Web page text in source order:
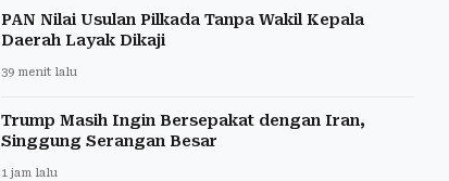
PAN Nilai Usulan Pilkada Tanpa Wakil Kepala
Daerah Layak Dikaji
39 menit lalu
Trump Masih Ingin Bersepakat dengan Iran,
Singgung Serangan Besar
1 jam lalu